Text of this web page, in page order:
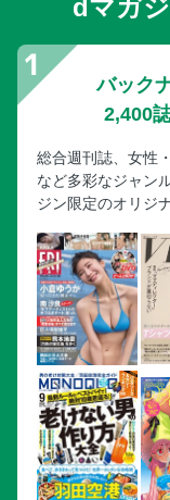
dマガ
バック
2,400
総合週刊誌、女性
など多彩なジャン
ジン限定のオリジ